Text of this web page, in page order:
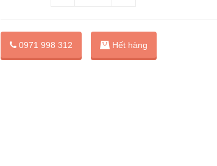
0971 998 312 Hết hàng